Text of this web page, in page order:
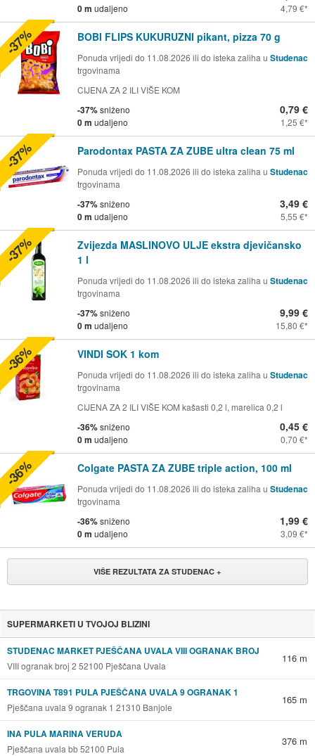
0 m udaljeno 4,79 €
BOBI FLIPS KUKURUZNI pikant, pizza 70 g
Ponuda vrijedi do 11.08.2026 ili do isteka zaliha u Studenac
trgovinama
CIJENA ZA 2 ILI VIŠE KOM
-37%sniženo
0 m udaljeno
0,79 €
1,25 €
-37%
Parodontax PASTA ZA ZUBE ultra clean 75 ml
Ponuda vrijedi do 11.08.2026 ili do isteka zaliha u Studenac
trgovinama
-37%sniženo
0 m udaljeno
3,49 €
5,55 €
-37%
Zvijezda MASLINOVO ULJE ekstra djevičansko
1 l
Ponuda vrijedi do 11.08.2026 ili do isteka zaliha u Studenac
trgovinama
-37%sniženo
0 m udaljeno
9,99 €
15,80 €
-37%
VINDI SOK 1 kom
Ponuda vrijedi do 11.08.2026 ili do isteka zaliha u Studenac
trgovinama
CIJENA ZA 2 ILI VIŠE KOM kašasti 0,2 l, marelica 0,2 l
-36%sniženo
0 m udaljeno
0,45 €
0,70 €
-36%
Colgate PASTA ZA ZUBE triple action, 100 ml
Ponuda vrijedi do 11.08.2026 ili do isteka zaliha u Studenac
trgovinama
-36%sniženo
0 m udaljeno
1,99 €
3,09 €
-36%
VIŠE REZULTATA ZA STUDENAC +
SUPERMARKETI U TVOJOJ BLIZINI
STUDENAC MARKET PJEŠČANA UVALA VIII OGRANAK BROJ
VIII ogranak broj 2 52100 Pješčana Uvala
116 m
TRGOVINA T891 PULA PJEŠČANA UVALA 9 OGRANAK 1
Pješčana uvala 9 ogranak 1 21310 Banjole
165 m
INA PULA MARINA VERUDA
Pješčana uvala bb 52100 Pula
376 m